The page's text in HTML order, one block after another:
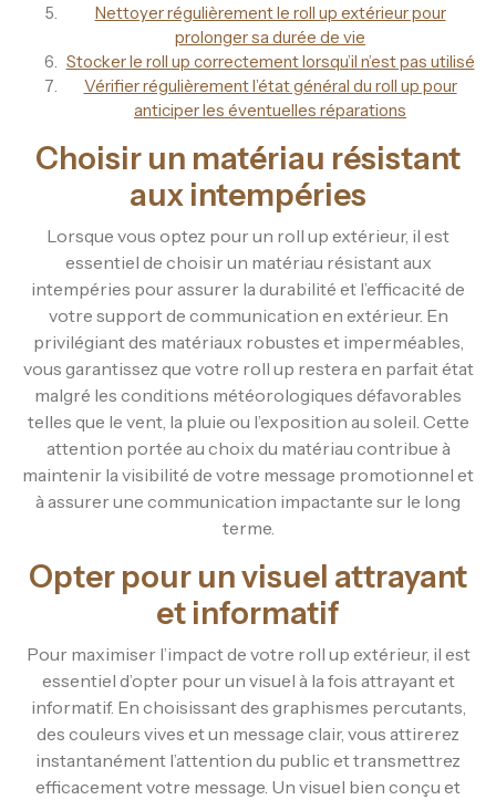
Nettoyer régulièrement le roll up extérieur pour
prolonger sa durée de vie
Stocker le roll up correctement lorsqu’il n’est pas utilisé
Vérifier régulièrement l’état général du roll up pour
anticiper les éventuelles réparations
Choisir un matériau résistant
aux intempéries
Lorsque vous optez pour un roll up extérieur, il est
essentiel de choisir un matériau résistant aux
intempéries pour assurer la durabilité et l’efficacité de
votre support de communication en extérieur. En
privilégiant des matériaux robustes et imperméables,
vous garantissez que votre roll up restera en parfait état
malgré les conditions météorologiques défavorables
telles que le vent, la pluie ou l’exposition au soleil. Cette
attention portée au choix du matériau contribue à
maintenir la visibilité de votre message promotionnel et
à assurer une communication impactante sur le long
terme.
Opter pour un visuel attrayant
et informatif
Pour maximiser l’impact de votre roll up extérieur, il est
essentiel d’opter pour un visuel à la fois attrayant et
informatif. En choisissant des graphismes percutants,
des couleurs vives et un message clair, vous attirerez
instantanément l’attention du public et transmettrez
efficacement votre message. Un visuel bien conçu et